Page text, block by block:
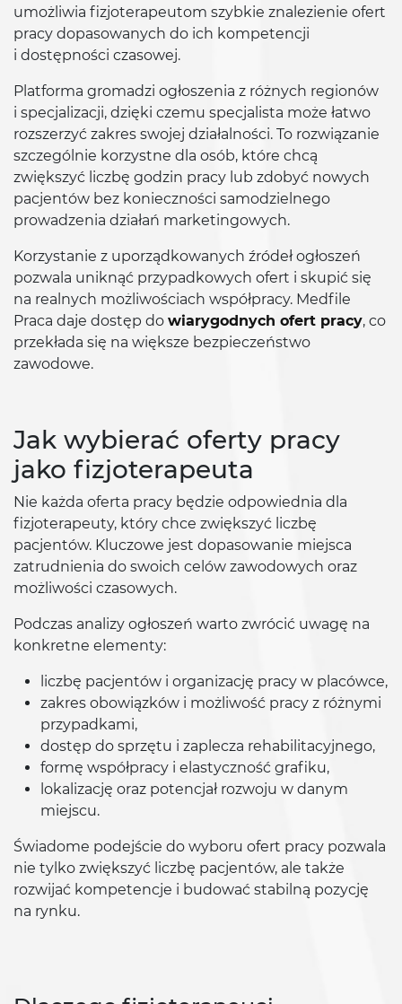
umożliwia fizjoterapeutom szybkie znalezienie ofert
pracy dopasowanych do ich kompetencji
i dostępności czasowej.
Platforma gromadzi ogłoszenia z różnych regionów
i specjalizacji, dzięki czemu specjalista może łatwo
rozszerzyć zakres swojej działalności. To rozwiązanie
szczególnie korzystne dla osób, które chcą
zwiększyć liczbę godzin pracy lub zdobyć nowych
pacjentów bez konieczności samodzielnego
prowadzenia działań marketingowych.
Korzystanie z uporządkowanych źródeł ogłoszeń
pozwala uniknąć przypadkowych ofert i skupić się
na realnych możliwościach współpracy. Medfile
Praca daje dostęp do wiarygodnych ofert pracy, co
przekłada się na większe bezpieczeństwo
zawodowe.
Jak wybierać oferty pracy
jako fizjoterapeuta
Nie każda oferta pracy będzie odpowiednia dla
fizjoterapeuty, który chce zwiększyć liczbę
pacjentów. Kluczowe jest dopasowanie miejsca
zatrudnienia do swoich celów zawodowych oraz
możliwości czasowych.
Podczas analizy ogłoszeń warto zwrócić uwagę na
konkretne elementy:
liczbę pacjentów i organizację pracy w placówce,
zakres obowiązków i możliwość pracy z różnymi
przypadkami,
dostęp do sprzętu i zaplecza rehabilitacyjnego,
formę współpracy i elastyczność grafiku,
lokalizację oraz potencjał rozwoju w danym
miejscu.
Świadome podejście do wyboru ofert pracy pozwala
nie tylko zwiększyć liczbę pacjentów, ale także
rozwijać kompetencje i budować stabilną pozycję
na rynku.